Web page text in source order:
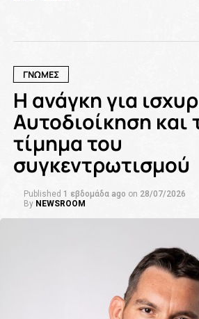
ΓΝΩΜΕΣ
Η ανάγκη για
Αυτοδιοίκηση και
τίμημα του
συγκεντρωτισμού
Published 1 εβδομάδα ago on 28/07/2026
By NEWSROOM